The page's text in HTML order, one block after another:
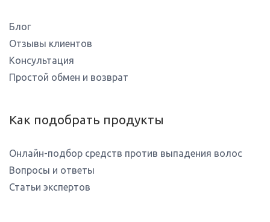
Блог
Отзывы клиентов
Консультация
Простой обмен и возврат
Как подобрать продукты
Онлайн-подбор средств против выпадения волос
Вопросы и ответы
Статьи экспертов